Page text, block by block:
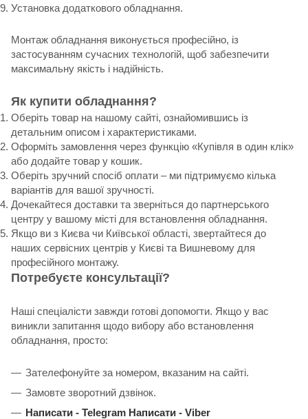
Установка додаткового обладнання.
Монтаж обладнання виконується професійно, із
застосуванням сучасних технологій, щоб забезпечити
максимальну якість і надійність.
Як купити обладнання?
Оберіть товар на нашому сайті, ознайомившись із
детальним описом і характеристиками.
Оформіть замовлення через функцію «Купівля в один клік»
або додайте товар у кошик.
Оберіть зручний спосіб оплати – ми підтримуємо кілька
варіантів для вашої зручності.
Дочекайтеся доставки та зверніться до партнерського
центру у вашому місті для встановлення обладнання.
Якщо ви з Києва чи Київської області, звертайтеся до
наших сервісних центрів у Києві та Вишневому для
професійного монтажу.
Потребуєте консультації?
Наші спеціалісти завжди готові допомогти. Якщо у вас
виникли запитання щодо вибору або встановлення
обладнання, просто:
Зателефонуйте за номером, вказаним на сайті.
Замовте зворотний дзвінок.
Написати - Telegram Написати - Viber